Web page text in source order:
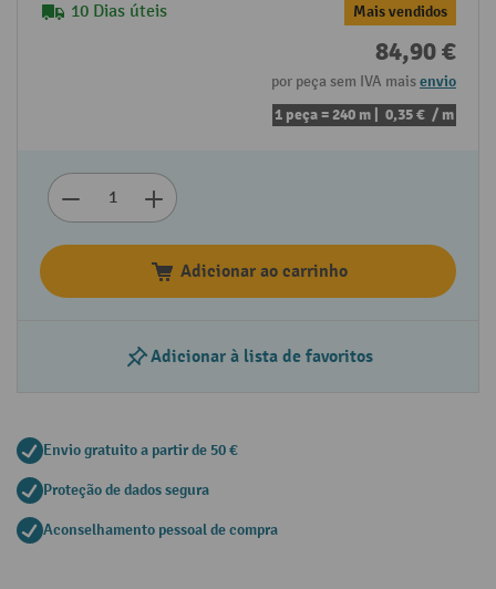
10 Dias úteis Mais vendidos
84,90 €
por peça sem IVA maisenvio
1 peça = 240 m | 0,35 € / m
Adicionar ao carrinho
Adicionar à lista de favoritos
Envio gratuito a partir de 50 €
Proteção de dados segura
Aconselhamento pessoal de compra